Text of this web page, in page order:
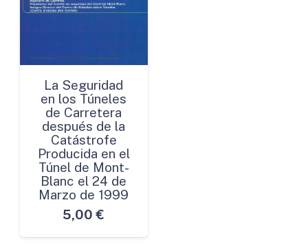
La Seguridad
en los Túneles
de Carretera
después de la
Catástrofe
Producida en el
Túnel de Mont-
Blanc el 24 de
Marzo de 1999
5,00 €